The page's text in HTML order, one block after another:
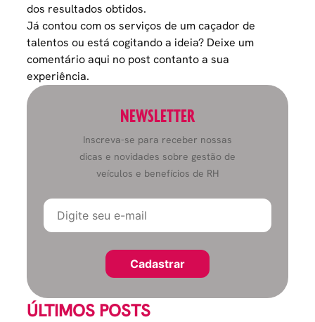
dos resultados obtidos.
Já contou com os serviços de um caçador de
talentos ou está cogitando a ideia? Deixe um
comentário aqui no post contanto a sua
experiência.
NEWSLETTER
Inscreva-se para receber nossas
dicas e novidades sobre gestão de
veículos e benefícios de RH
ÚLTIMOS POSTS